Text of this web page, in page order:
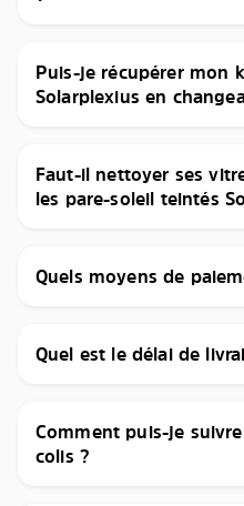
Puis-je récupérer mon
Solarplexius en
Faut-il nettoyer ses
les pare-soleil teintés
Quels moyens de
Quel est le délai de
Comment puis-je
colis ?